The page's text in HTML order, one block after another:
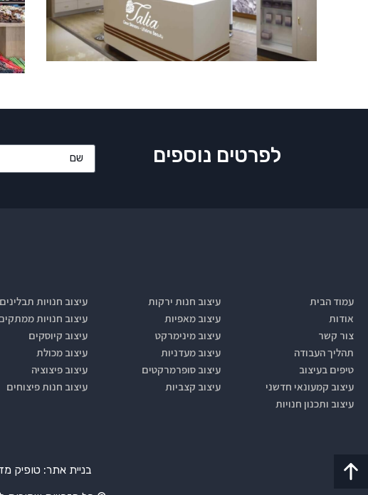
לפרטים נוספים
עמוד הבית
אודות
צור קשר
תהליך העבודה
טיפים בעיצוב
עיצוב קמעונאי חדשני
עיצוב ותכנון חנויות
עיצוב חנות ירקות
עיצוב מאפיות
עיצוב מינימרקט
עיצוב מעדניות
עיצוב סופרמרקטים
עיצוב קצביות
עיצוב חנויות תבלינים
עיצוב חנויות
עיצוב קיוסקים
עיצוב מכולת
עיצוב פיצוציה
עיצוב חנות פיצוחים
בניית אתר: טופיק